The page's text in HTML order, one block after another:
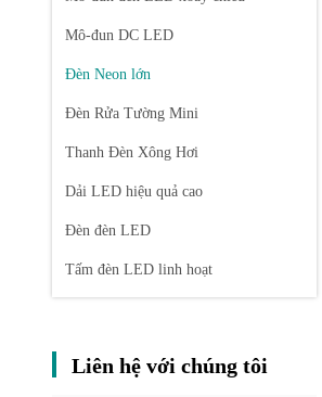
Mô-đun DC LED
Đèn Neon lớn
Đèn Rửa Tường Mini
Thanh Đèn Xông Hơi
Dải LED hiệu quả cao
Đèn đèn LED
Tấm đèn LED linh hoạt
Liên hệ với chúng tôi